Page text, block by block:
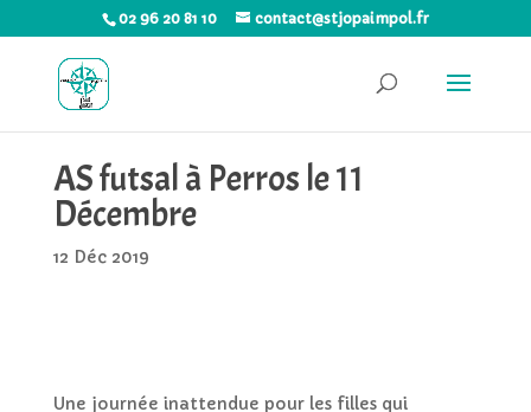
02 96 20 81 10 contact@stjopaimpol.fr
AS futsal à Perros le 11
Décembre
12 Déc 2019
Une journée inattendue pour les filles qui